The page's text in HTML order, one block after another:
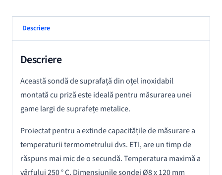
Descriere
Descriere
Această sondă de suprafață din oțel inoxidabil
montată cu priză este ideală pentru măsurarea unei
game largi de suprafețe metalice.
Proiectat pentru a extinde capacitățile de măsurare a
temperaturii termometrului dvs. ETI, are un timp de
răspuns mai mic de o secundă. Temperatura maximă a
vârfului 250 ° C. Dimensiunile sondei Ø8 x 120 mm